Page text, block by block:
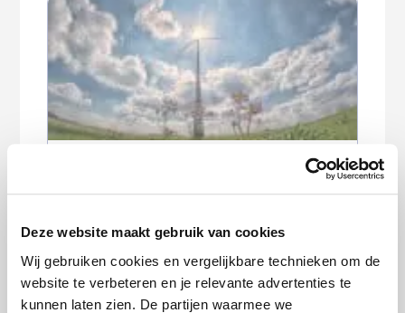
Deze website maakt gebruik van cookies
Wij gebruiken cookies en vergelijkbare technieken om de
website te verbeteren en je relevante advertenties te
kunnen laten zien. De partijen waarmee we
Feit of fabel: je kunt alleen aan het